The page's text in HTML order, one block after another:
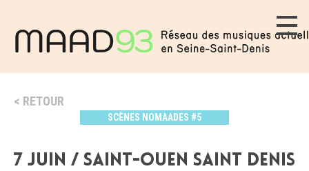
RETOUR
SCÈNES NOMAADES #5
7 Juin / Saint-Ouen Saint Denis